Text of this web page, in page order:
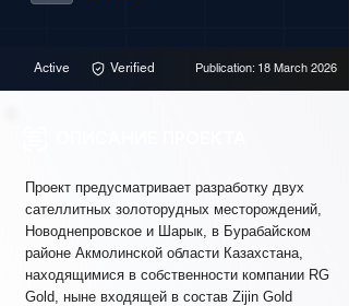
Active Verified Publication: 18 March 2026
Проект предусматривает разработку двух
сателлитных золоторудных месторождений,
Новоднепровское и Шарык, в Бурабайском
районе Акмолинской области Казахстана,
находящимися в собственности компании RG
Gold, ныне входящей в состав Zijin Gold